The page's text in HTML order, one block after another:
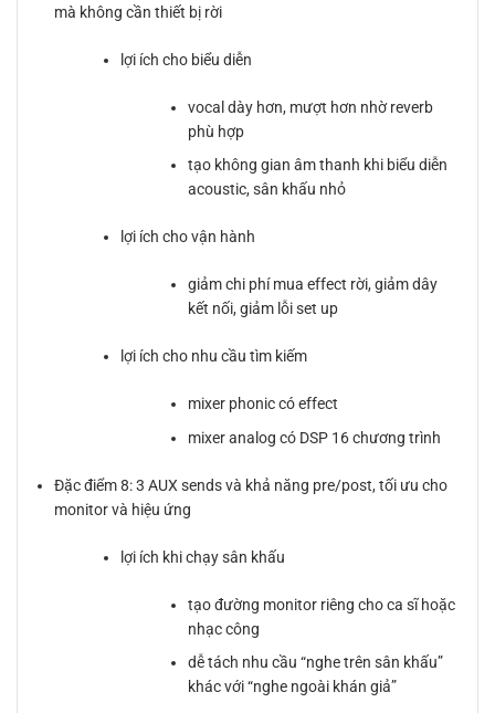
mà không cần thiết bị rời
lợi ích cho biểu diễn
vocal dày hơn, mượt hơn nhờ reverb
phù hợp
tạo không gian âm thanh khi biểu diễn
acoustic, sân khấu nhỏ
lợi ích cho vận hành
giảm chi phí mua effect rời, giảm dây
kết nối, giảm lỗi set up
lợi ích cho nhu cầu tìm kiếm
mixer phonic có effect
mixer analog có DSP 16 chương trình
Đặc điểm 8: 3 AUX sends và khả năng pre/post, tối ưu cho
monitor và hiệu ứng
lợi ích khi chạy sân khấu
tạo đường monitor riêng cho ca sĩ hoặc
nhạc công
dễ tách nhu cầu “nghe trên sân khấu”
khác với “nghe ngoài khán giả”